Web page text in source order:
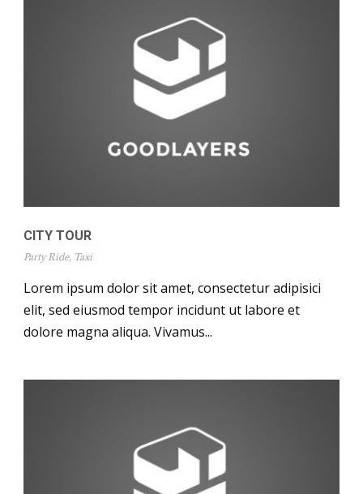
CITY TOUR
Party Ride, Taxi
Lorem ipsum dolor sit amet, consectetur adipisici
elit, sed eiusmod tempor incidunt ut labore et
dolore magna aliqua. Vivamus...